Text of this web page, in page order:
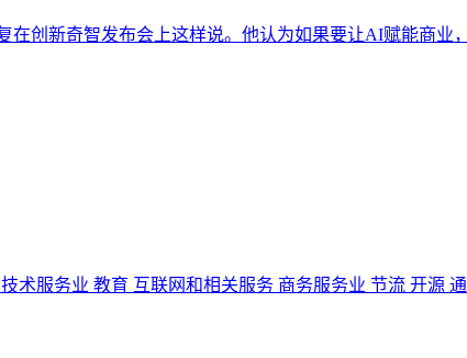
在创新奇智发布会上这样说。他认为如果要让AI赋能商
术服务业 教育 互联网和相关服务 商务服务业 节流 开源